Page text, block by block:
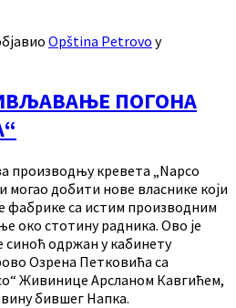
Opština Petrovo у
ПОГОНА
производњу кревета „Napco
могао добити нове власнике који
фабрике са истим производним
око стотину радника. Ово је
синоћ одржан у кабинету
Озрена Петковића са
Живинице Арсланом Кавгићем,
бившег Напка.